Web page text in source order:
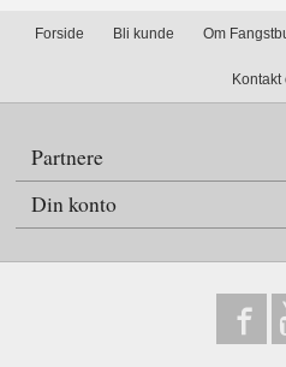
Forside Bli kunde Om
Kontakt
Partnere
Din konto